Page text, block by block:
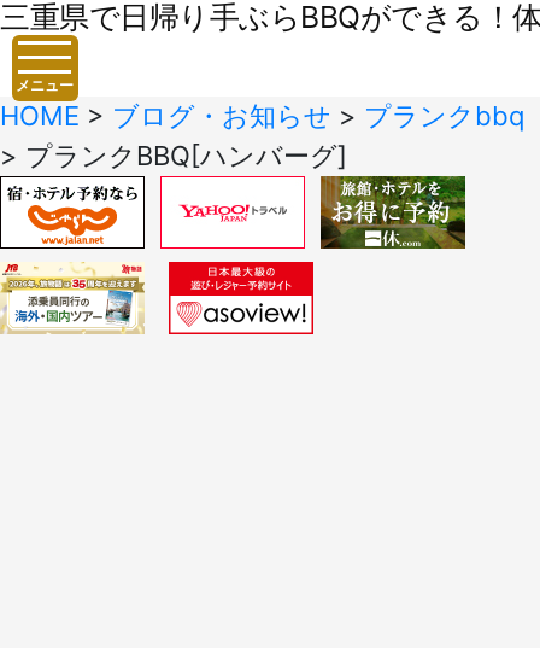
三重県で日帰り手ぶらBBQができる！
メニュー
HOME > ブログ・お知らせ > プランクbbq
> プランクBBQ[ハンバーグ]